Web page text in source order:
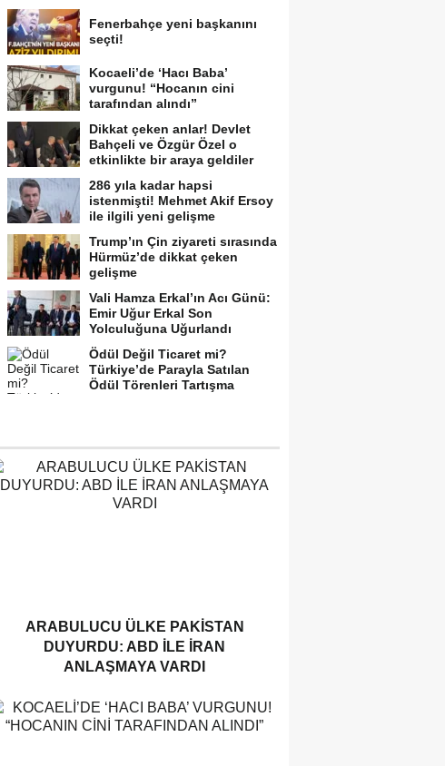
Fenerbahçe yeni başkanını
seçti!
Kocaeli’de ‘Hacı Baba’
vurgunu! “Hocanın cini
tarafından alındı”
Dikkat çeken anlar! Devlet
Bahçeli ve Özgür Özel o
etkinlikte bir araya geldiler
286 yıla kadar hapsi
istenmişti! Mehmet Akif Ersoy
ile ilgili yeni gelişme
Trump’ın Çin ziyareti sırasında
Hürmüz’de dikkat çeken
gelişme
Vali Hamza Erkal’ın Acı Günü:
Emir Uğur Erkal Son
Yolculuğuna Uğurlandı
Ödül Değil Ticaret mi?
Türkiye’de Parayla Satılan
Ödül Törenleri Tartışma
ARABULUCU ÜLKE PAKISTAN
DUYURDU: ABD ILE İRAN
ANLAŞMAYA VARDI